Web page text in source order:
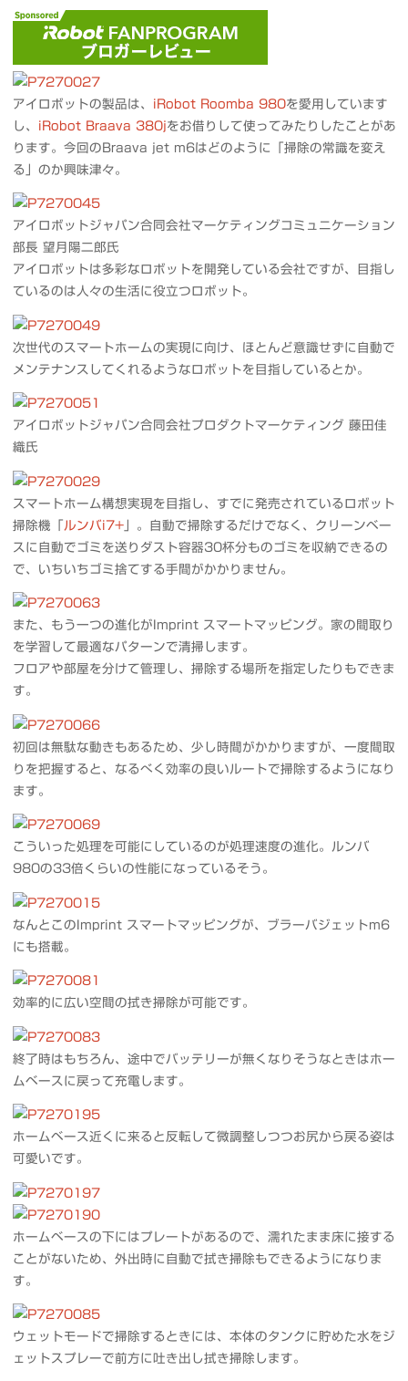
アイロボットの製品は、 iRobot Roomba 980を愛用しています
し、
iRobot Braava 380jをお借りして使ってみたりしたことがあ
ります。今回のBraava jet m6はどのように「掃除の常識を変え
る」のか興味津々。
アイロボットジャパン合同会社マーケティングコミュニケーション
部長 望月陽二郎氏
アイロボットは多彩なロボットを開発している会社ですが、目指し
ているのは人々の生活に役立つロボット。
次世代のスマートホームの実現に向け、ほとんど意識せずに自動で
メンテナンスしてくれるようなロボットを目指しているとか。
アイロボットジャパン合同会社プロダクトマーケティング 藤田佳
織氏
スマートホーム構想実現を目指し、すでに発売されているロボット
掃除機「 ルンバi7+」。自動で掃除するだけでなく、クリーンベー
スに自動でゴミを送りダスト容器30杯分ものゴミを収納できるの
で、いちいちゴミ捨てする手間がかかりません。
また、もう一つの進化がImprint スマートマッピング。家の間取り
を学習して最適なパターンで清掃します。
フロアや部屋を分けて管理し、掃除する場所を指定したりもできま
す。
初回は無駄な動きもあるため、少し時間がかかりますが、一度間取
りを把握すると、なるべく効率の良いルートで掃除するようになり
ます。
こういった処理を可能にしているのが処理速度の進化。ルンバ
980の33倍くらいの性能になっているそう。
なんとこのImprint スマートマッピングが、ブラーバジェットm6
にも搭載。
効率的に広い空間の拭き掃除が可能です。
終了時はもちろん、途中でバッテリーが無くなりそうなときはホー
ムベースに戻って充電します。
ホームベース近くに来ると反転して微調整しつつお尻から戻る姿は
可愛いです。
ホームベースの下にはプレートがあるので、濡れたまま床に接する
ことがないため、外出時に自動で拭き掃除もできるようになりま
す。
ウェットモードで掃除するときには、本体のタンクに貯めた水をジ
ェットスプレーで前方に吐き出し拭き掃除します。